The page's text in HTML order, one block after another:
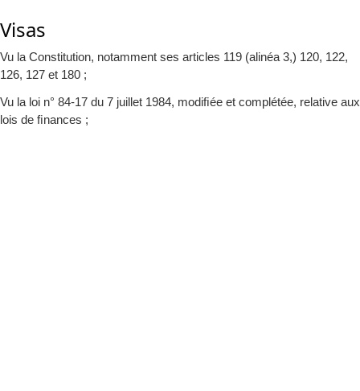
Visas
Vu la Constitution, notamment ses articles 119 (alinéa 3,) 120, 122,
126, 127 et 180 ;
Vu la loi n° 84-17 du 7 juillet 1984, modiﬁée et complétée, relative aux
lois de ﬁnances ;